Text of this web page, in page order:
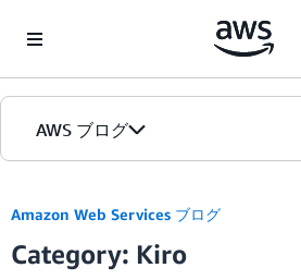
AWS ブログ
カテゴリ
Amazon Web Services ブログ
Category: Kiro